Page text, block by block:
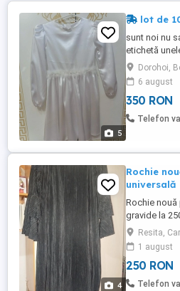
5
lot de
sunt noi nu
etichetă
Dorohoi,
6 august
350 RON
Telefon
4
Rochie
universală
Rochie
gravide la
Resita,
1 august
250 RON
Telefon